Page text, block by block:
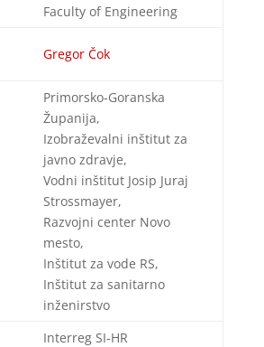
Faculty of Engineering
Gregor Čok
Primorsko-Goranska
Županija,
Izobraževalni inštitut za
javno zdravje,
Vodni inštitut Josip Juraj
Strossmayer,
Razvojni center Novo
mesto,
Inštitut za vode RS,
Inštitut za sanitarno
inženirstvo
Interreg SI-HR